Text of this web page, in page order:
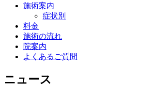
施術案内
症状別
料金
施術の流れ
院案内
よくあるご質問
ニュース